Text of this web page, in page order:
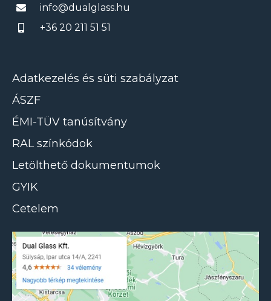
info@dualglass.hu
+36 20 211 51 51
Adatkezelés és süti szabályzat
ÁSZF
ÉMI-TÜV tanúsítvány
RAL színkódok
Letölthető dokumentumok
GYIK
Cetelem